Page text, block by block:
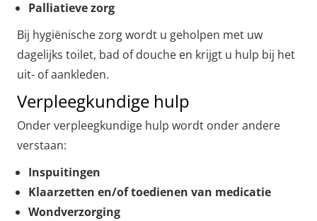
Palliatieve zorg
Bij hygiënische zorg wordt u geholpen met uw
dagelijks toilet, bad of douche en krijgt u hulp bij het
uit- of aankleden.
Verpleegkundige hulp
Onder verpleegkundige hulp wordt onder andere
verstaan:
Inspuitingen
Klaarzetten en/of toedienen van medicatie
Wondverzorging